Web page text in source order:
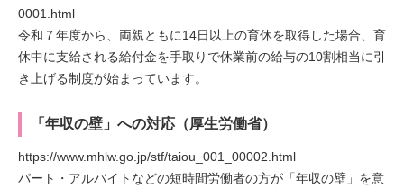
0001.html
令和７年度から、両親ともに14日以上の育休を取得した場合、育
休中に支給される給付金を手取りで休業前の給与の10割相当に引
き上げる制度が始まっています。
「年収の壁」への対応（厚生労働省）
https://www.mhlw.go.jp/stf/taiou_001_00002.html
パート・アルバイトなどの短時間労働者の方が「年収の壁」を意